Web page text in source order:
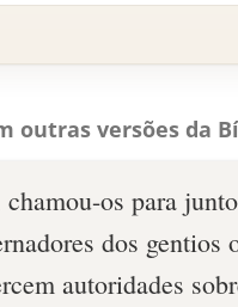
outras versões da
os para
dos gentios
autoridades